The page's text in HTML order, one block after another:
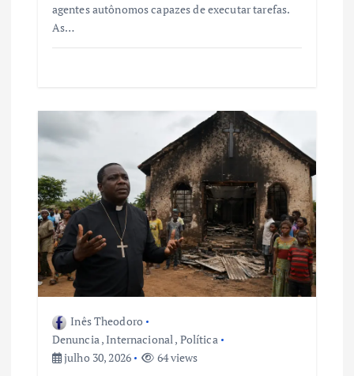
agentes autônomos capazes de executar tarefas.
As…
Inês Theodoro
Denuncia,Internacional, Política
julho 30, 2026
64 views